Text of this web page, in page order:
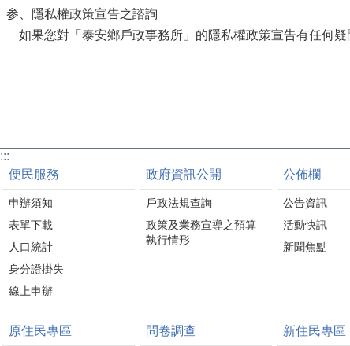
参、隱私權政策宣告之諮詢
如果您對「泰安鄉戶政事務所」的隱私權政策宣告有任何疑
:::
便民服務
申辦須知
表單下載
人口統計
身分證掛失
線上申辦
政府資訊公開
戶政法規查詢
政策及業務宣導之預算
執行情形
公佈欄
公告資訊
活動快訊
新聞焦點
原住民專區 問卷調查 新住民專區